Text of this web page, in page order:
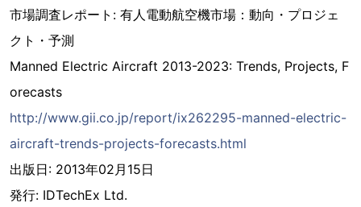
市場調査レポート: 有人電動航空機市場：動向・プロジェ
クト・予測
Manned Electric Aircraft 2013-2023: Trends, Projects, F
orecasts
http://www.gii.co.jp/report/ix262295-manned-electric-
aircraft-trends-projects-forecasts.html
出版日: 2013年02月15日
発行: IDTechEx Ltd.